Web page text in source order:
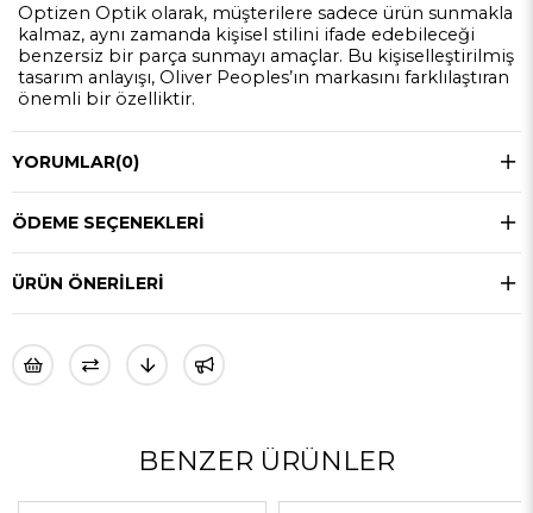
Optizen Optik olarak, müşterilere sadece ürün sunmakla
kalmaz, aynı zamanda kişisel stilini ifade edebileceği
benzersiz bir parça sunmayı amaçlar. Bu kişiselleştirilmiş
tasarım anlayışı, Oliver Peoples’ın markasını farklılaştıran
önemli bir özelliktir.
YORUMLAR(0)
ÖDEME SEÇENEKLERI
ÜRÜN ÖNERILERI
BENZER ÜRÜNLER